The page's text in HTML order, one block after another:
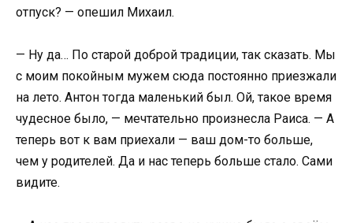
отпуск? — опешил Михаил.
— Ну да… По старой доброй традиции, так сказать. Мы
с моим покойным мужем сюда постоянно приезжали
на лето. Антон тогда маленький был. Ой, такое время
чудесное было, — мечтательно произнесла Раиса. — А
теперь вот к вам приехали — ваш дом-то больше,
чем у родителей. Да и нас теперь больше стало. Сами
видите.